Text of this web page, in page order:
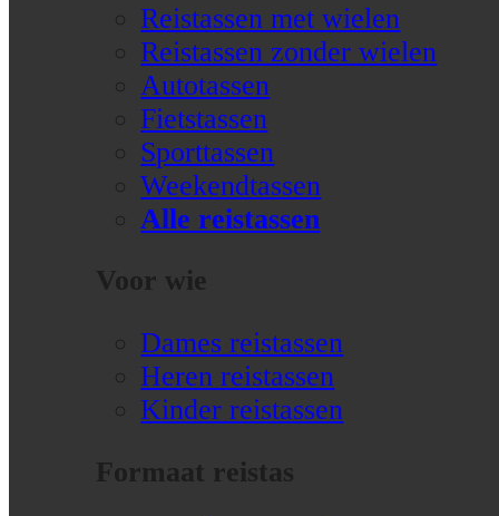
Reistassen met wielen
Reistassen zonder wielen
Autotassen
Fietstassen
Sporttassen
Weekendtassen
Alle reistassen
Voor wie
Dames reistassen
Heren reistassen
Kinder reistassen
Formaat reistas